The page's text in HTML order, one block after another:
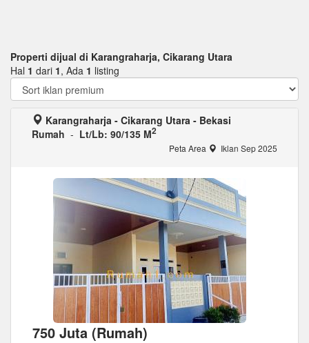
Properti dijual di Karangraharja, Cikarang Utara
Hal 1 dari 1, Ada 1 listing
Karangraharja - Cikarang Utara - Bekasi
Rumah - Lt/Lb: 90/135 M2
Peta Area Iklan Sep 2025
750 Juta (Rumah)